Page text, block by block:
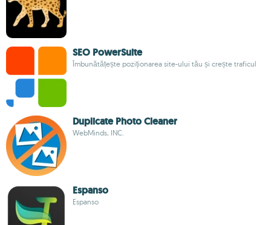
SEO PowerSuite
Îmbunătățește poziționarea site-ului tău și crește traficul
Duplicate Photo Cleaner
WebMinds, INC.
Espanso
Espanso